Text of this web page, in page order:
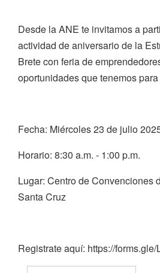
Desde la ANE te invitamos a
actividad de aniversario de la
Brete con feria de
oportunidades que tenemos para
Fecha: Miércoles 23 de julio
Horario: 8:30 a.m. - 1:00 p.m.
Lugar: Centro de Convenciones
Santa Cruz
Registrate aquí: https://